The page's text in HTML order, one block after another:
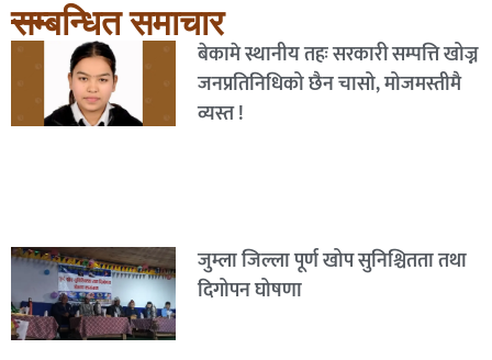
सम्बन्धित समाचार
बेकामे स्थानीय तहः सरकारी सम्पत्ति खोज्न
जनप्रतिनिधिको छैन चासो, मोजमस्तीमै
व्यस्त !
जुम्ला जिल्ला पूर्ण खोप सुनिश्चितता तथा
दिगोपन घोषणा